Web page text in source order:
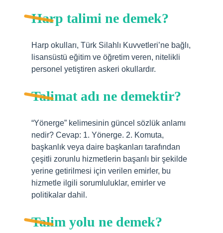
Harp talimi ne demek?
Harp okulları, Türk Silahlı Kuvvetleri’ne bağlı,
lisansüstü eğitim ve öğretim veren, nitelikli
personel yetiştiren askeri okullardır.
Talimat adı ne demektir?
“Yönerge” kelimesinin güncel sözlük anlamı
nedir? Cevap: 1. Yönerge. 2. Komuta,
başkanlık veya daire başkanları tarafından
çeşitli zorunlu hizmetlerin başarılı bir şekilde
yerine getirilmesi için verilen emirler, bu
hizmetle ilgili sorumluluklar, emirler ve
politikalar dahil.
Talim yolu ne demek?